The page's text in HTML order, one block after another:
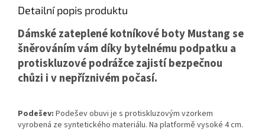
Detailní popis produktu
Dámské zateplené kotníkové boty Mustang se
šněrováním vám díky bytelnému podpatku a
protiskluzové podrážce zajistí bezpečnou
chůzi i v nepříznivém počasí.
Podešev: Podešev obuvi je s protiskluzovým vzorkem
vyrobená ze syntetického materiálu. Na platformě vysoké 4 cm.